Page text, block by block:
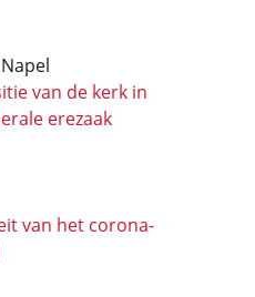
van de kerk in
erezaak
van het corona­